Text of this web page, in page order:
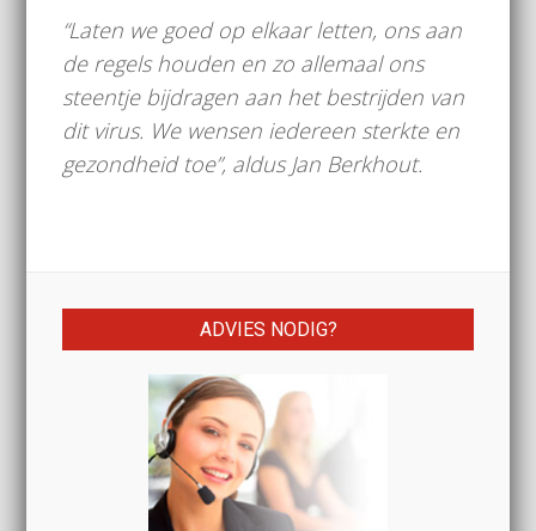
“Laten we goed op elkaar letten, ons aan
de regels houden en zo allemaal ons
steentje bijdragen aan het bestrijden van
dit virus. We wensen iedereen sterkte en
gezondheid toe”, aldus Jan Berkhout.
ADVIES NODIG?